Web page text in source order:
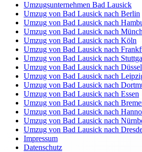
Umzugsunternehmen Bad Lausick
Umzug von Bad Lausick nach Berlin
Umzug von Bad Lausick nach
Umzug von Bad Lausick nach
Umzug von Bad Lausick nach Köln
Umzug von Bad Lausick nach
Umzug von Bad Lausick nach
Umzug von Bad Lausick nach
Umzug von Bad Lausick nach
Umzug von Bad Lausick nach
Umzug von Bad Lausick nach Essen
Umzug von Bad Lausick nach
Umzug von Bad Lausick nach
Umzug von Bad Lausick nach
Umzug von Bad Lausick nach
Impressum
Datenschutz